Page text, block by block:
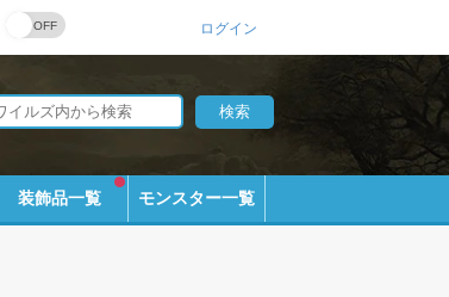
ログイン
装飾品一覧 モンスター一覧